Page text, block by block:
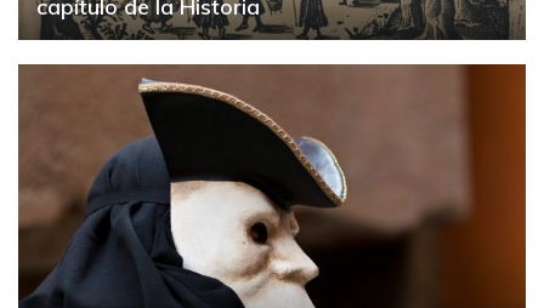
capítulo de la Historia